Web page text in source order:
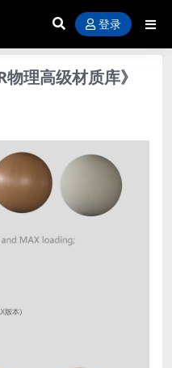
登录
理高级材质库》